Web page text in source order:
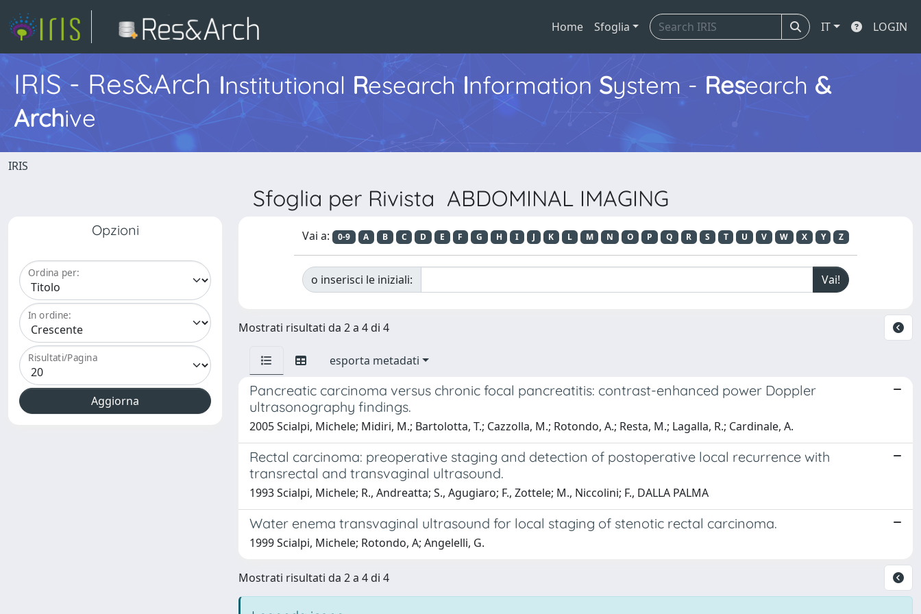
Home Sfoglia IT LOGIN
IRIS - Res&Arch Institutional Research Information System - Research &
Archive
IRIS
Sfoglia per Rivista ABDOMINAL IMAGING
Opzioni
Ordina per:
In ordine:
Risultati/Pagina
Vai a: 0-9 A B C D E F G H I J K L M N O P Q R S T U V W X Y Z
o inserisci le iniziali:
Mostrati risultati da 2 a 4 di 4
esporta metadati
Pancreatic carcinoma versus chronic focal pancreatitis: contrast-enhanced power Doppler
ultrasonography findings.
2005 Scialpi, Michele; Midiri, M.; Bartolotta, T.; Cazzolla, M.; Rotondo, A.; Resta, M.; Lagalla, R.; Cardinale, A.
Rectal carcinoma: preoperative staging and detection of postoperative local recurrence with
transrectal and transvaginal ultrasound.
1993 Scialpi, Michele; R., Andreatta; S., Agugiaro; F., Zottele; M., Niccolini; F., DALLA PALMA
Water enema transvaginal ultrasound for local staging of stenotic rectal carcinoma.
1999 Scialpi, Michele; Rotondo, A; Angelelli, G.
Mostrati risultati da 2 a 4 di 4